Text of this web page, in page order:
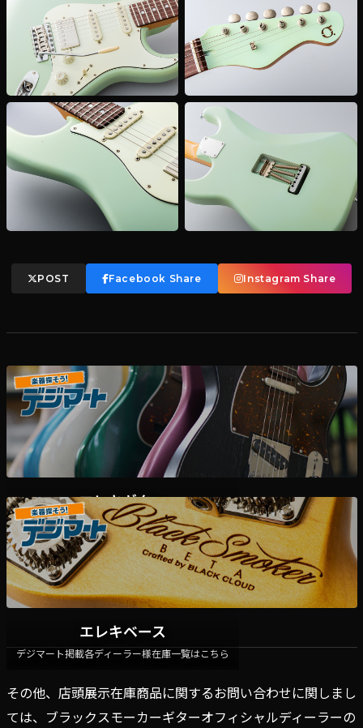
POST Facebook Share Instagram Share
エレキギター
デジマート掲載各ディーラー様在庫一覧はこちら
エレキベース
デジマート掲載各ディーラー様在庫一覧はこちら
その他、店頭展示在庫商品に関するお問い合わせに関しまし
ては、ブラックスモーカーギターオフィシャルディーラーの